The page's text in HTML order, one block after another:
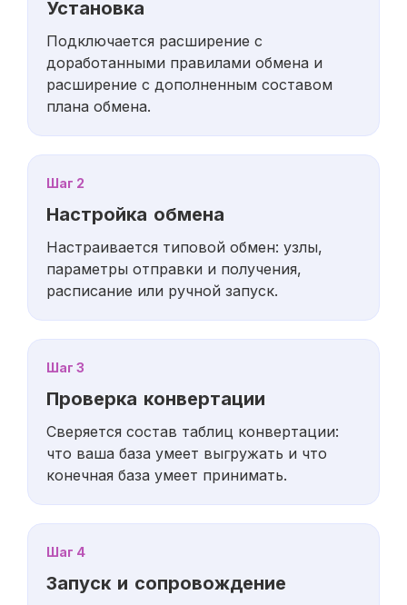
Установка
Подключается расширение с
доработанными правилами обмена и
расширение с дополненным составом
плана обмена.
Шаг 2
Настройка обмена
Настраивается типовой обмен: узлы,
параметры отправки и получения,
расписание или ручной запуск.
Шаг 3
Проверка конвертации
Сверяется состав таблиц конвертации:
что ваша база умеет выгружать и что
конечная база умеет принимать.
Шаг 4
Запуск и сопровождение